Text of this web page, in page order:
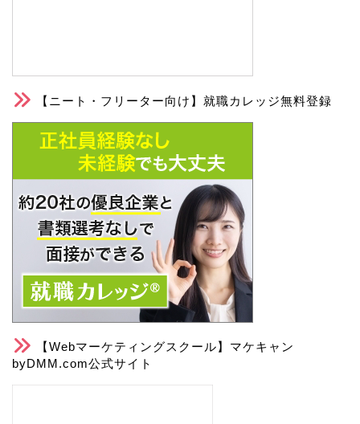
【ニート・フリーター向け】就職カレッジ無料登録
【Webマーケティングスクール】マケキャン
byDMM.com公式サイト